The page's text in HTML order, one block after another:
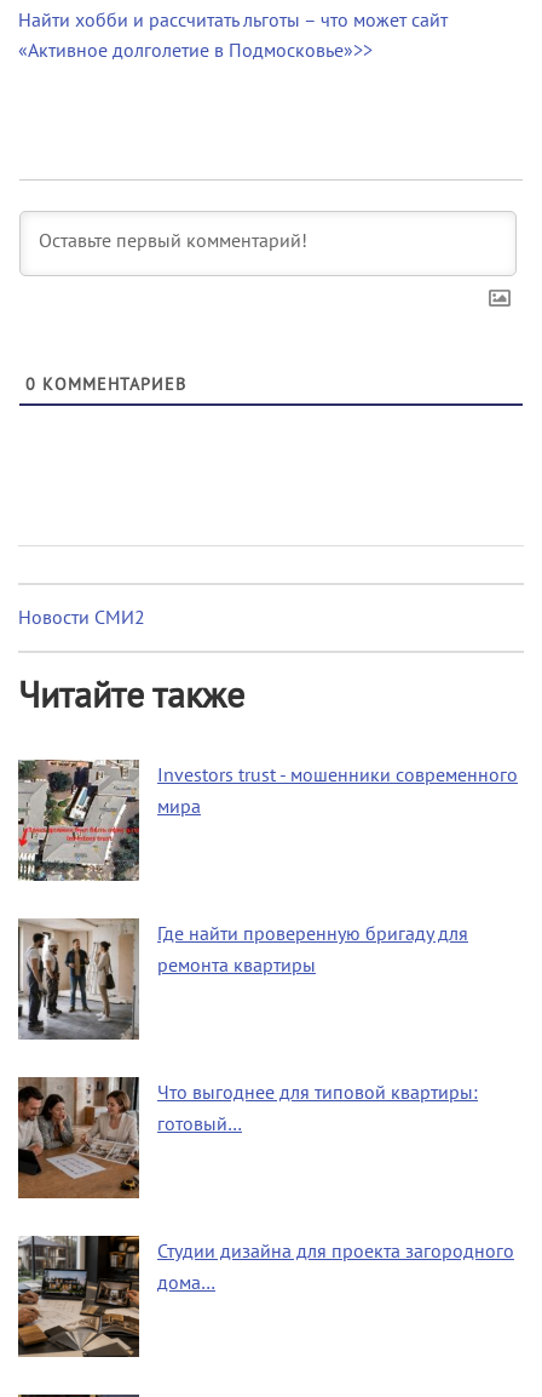
Найти хобби и рассчитать льготы – что может сайт
«Активное долголетие в Подмосковье»>>
0 КОММЕНТАРИЕВ
Новости СМИ2
Читайте также
Investors trust - мошенники современного
мира
Где найти проверенную бригаду для
ремонта квартиры
Что выгоднее для типовой квартиры:
готовый…
Студии дизайна для проекта загородного
дома…